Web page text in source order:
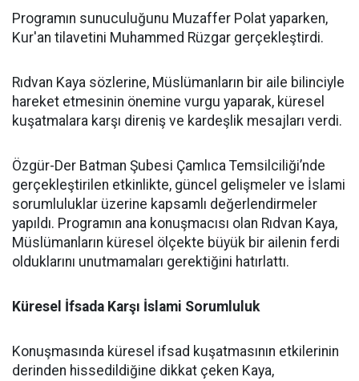
Programın sunuculuğunu Muzaffer Polat yaparken,
Kur'an tilavetini Muhammed Rüzgar gerçekleştirdi.
Rıdvan Kaya sözlerine, Müslümanların bir aile bilinciyle
hareket etmesinin önemine vurgu yaparak, küresel
kuşatmalara karşı direniş ve kardeşlik mesajları verdi.
Özgür-Der Batman Şubesi Çamlıca Temsilciliği’nde
gerçekleştirilen etkinlikte, güncel gelişmeler ve İslami
sorumluluklar üzerine kapsamlı değerlendirmeler
yapıldı. Programın ana konuşmacısı olan Rıdvan Kaya,
Müslümanların küresel ölçekte büyük bir ailenin ferdi
olduklarını unutmamaları gerektiğini hatırlattı.
Küresel İfsada Karşı İslami Sorumluluk
Konuşmasında küresel ifsad kuşatmasının etkilerinin
derinden hissedildiğine dikkat çeken Kaya,